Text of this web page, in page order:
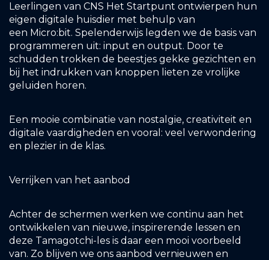
Leerlingen van CNS Het Startpunt ontwierpen hun
eigen digitale huisdier met behulp van
een Micro:bit. Spelenderwijs legden we de basis van
programmeren uit: input en output. Door te
schudden trokken de beestjes gekke gezichten en
bij het indrukken van knoppen lieten ze vrolijke
geluiden horen.
Een mooie combinatie van nostalgie, creativiteit en
digitale vaardigheden en vooral: veel verwondering
en plezier in de klas.
Verrijken van het aanbod
Achter de schermen werken we continu aan het
ontwikkelen van nieuwe, inspirerende lessen en
deze Tamagotchi-les is daar een mooi voorbeeld
van. Zo blijven we ons aanbod vernieuwen en